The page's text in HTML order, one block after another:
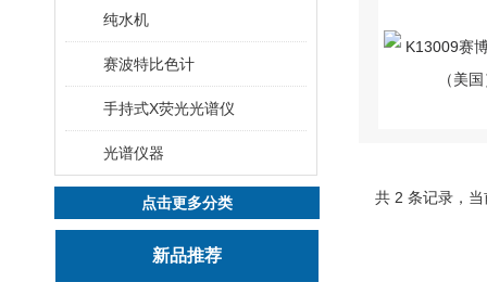
纯水机
赛波特比色计
手持式X荧光光谱仪
光谱仪器
点击更多分类
新品推荐
共 2 条记录，